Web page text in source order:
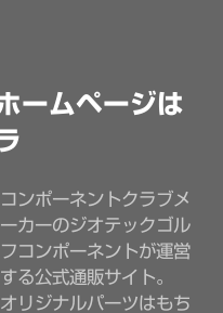
ームページは
コンポーネントクラブメ
ーカーのジオテックゴル
フコンポーネントが運営
する公式通販サイト。
オリジナルパーツはもち